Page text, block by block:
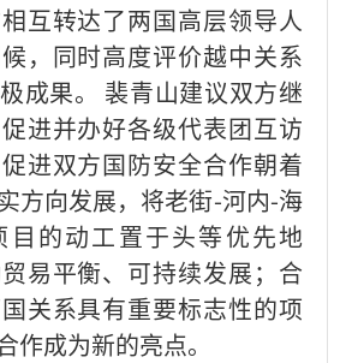
互转达了两国高层领导人
，同时高度评价越中关系
成果。 裴青山建议双方继
进并办好各级代表团互访
进双方国防安全合作朝着
方向发展，将老街-河内-海
目的动工置于头等优先地
易平衡、可持续发展；合
关系具有重要标志性的项
作成为新的亮点。